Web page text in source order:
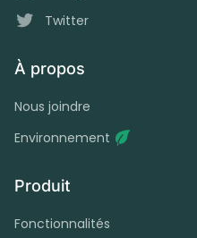
Twitter
À propos
Nous joindre
Environnement
Produit
Fonctionnalités